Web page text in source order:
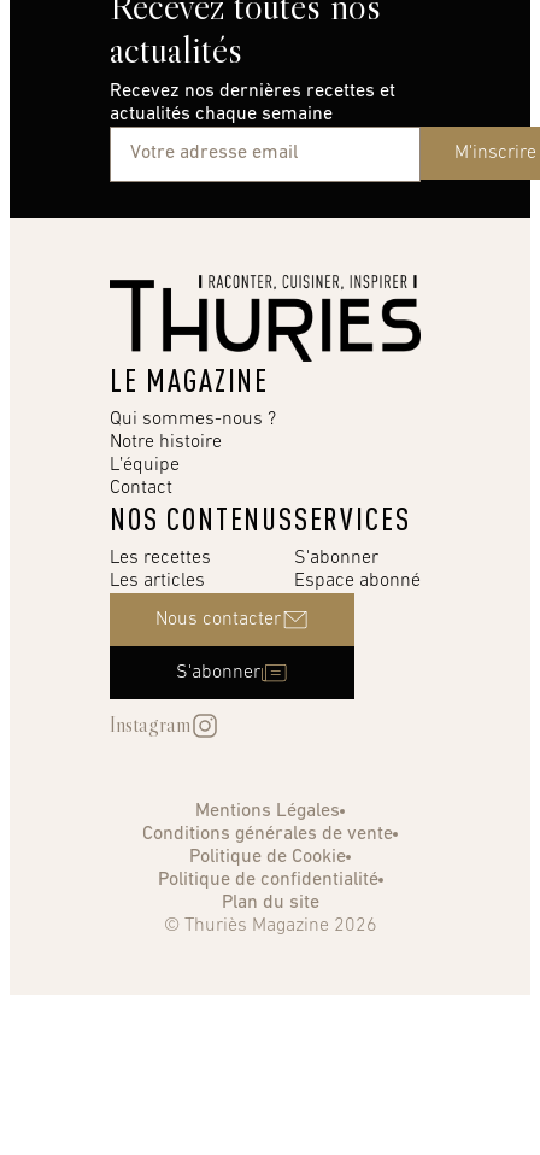
actualités
Recevez nos dernières recettes et
actualités chaque semaine
M'inscrire
LE MAGAZINE
Qui sommes-nous ?
Notre histoire
L’équipe
Contact
NOS CONTENUS
Les recettes
Les articles
SERVICES
S'abonner
Espace abonné
Nous contacter
S'abonner
Instagram
Mentions Légales
Conditions générales de vente
Politique de Cookie
Politique de confidentialité
Plan du site
© Thuriès Magazine 2026